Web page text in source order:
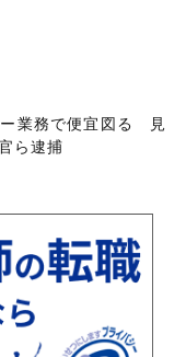
ー業務で便宜図る 見
ら逮捕